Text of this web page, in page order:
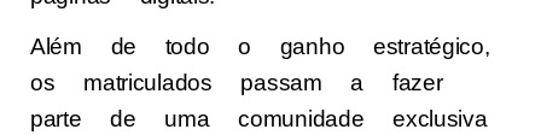
Além de todo o ganho estratégico,
os matriculados passam a fazer
parte de uma comunidade exclusiva